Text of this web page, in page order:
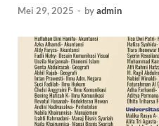
Mei 29, 2025 - byadmin